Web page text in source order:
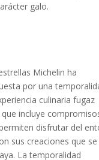
galo.
Michelin ha
por una
culinaria fugaz
incluye
disfrutar del
sus creaciones que se
La temporalidad